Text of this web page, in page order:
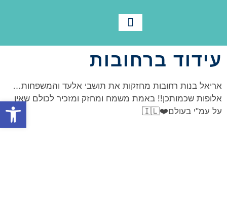
עידוד ברחובות
אריאל בנות רחובות מחזקות את תושבי אלעד והמשפחות…
אלופות שכמותכן!! באמת משמח ומחזק ומזכיר לכולם שאין
על עמ"י בעולם❤️🇮🇱
פתח